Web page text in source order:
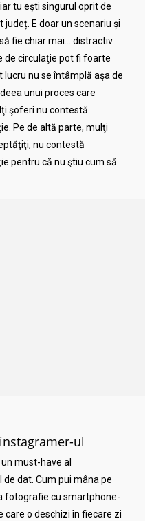
tu ești singurul oprit de
județ. E doar un scenariu și
fie chiar mai… distractiv.
de circulaţie pot fi foarte
nu se întâmplă aşa de
unui proces care
şoferi nu contestă
Pe de altă parte, mulţi
nu contestă
pentru că nu ştiu cum să
ul
must-have al
dat. Cum pui mâna pe
fotografie cu smartphone-
care o deschizi în fiecare zi